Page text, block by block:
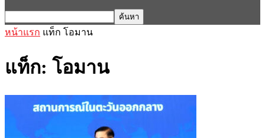
หน้าแรก แท็ก โอมาน
แท็ก: โอมาน